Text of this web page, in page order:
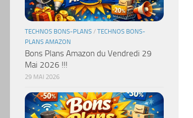
TECHNOS BONS-PLANS / TECHNOS BONS-
PLANS AMAZON
Bons Plans Amazon du Vendredi 29
Mai 2026 !!!
29 MAI 2026